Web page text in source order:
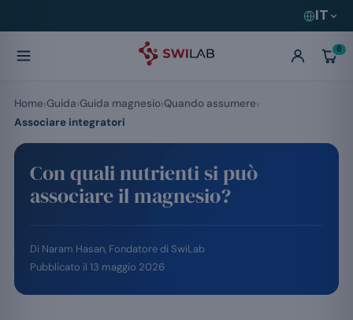
IT
0
Con quali nutrienti si può
associare il magnesio?
Di Naram Hasan, Fondatore di SwiLab
Pubblicato il 13 maggio 2026
Home Guida Guida magnesio Quando assumere
Associare integratori